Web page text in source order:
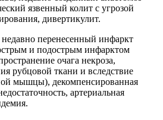
язвенный колит с угрозой
дивертикулит.
перенесенный инфаркт
и подострым инфарктом
очага некроза,
рубцовой ткани и вследствие
мышцы), декомпенсированная
артериальная